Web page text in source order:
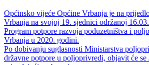
Općinsko vijeće Općine Vrbanja je na
Vrbanja na svojoj 19. sjednici održanoj
Program potpore razvoja poduzetništva i
Vrbanja u 2020. godini.
Po dobivanju suglasnosti Ministarstva
državne potpore u poljoprivredi, objavit će se